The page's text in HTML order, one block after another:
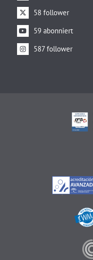
58 follower
59 abonniert
587 follower